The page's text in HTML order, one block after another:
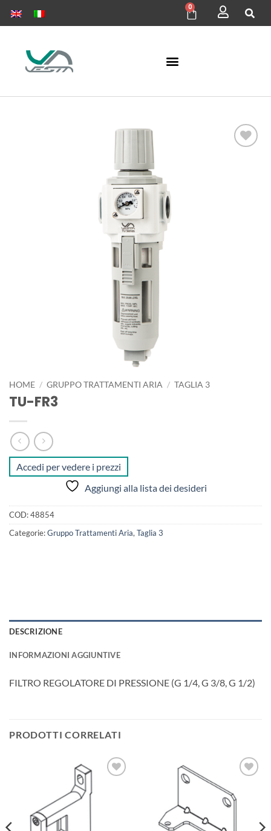
0
HOME / GRUPPO TRATTAMENTI ARIA / TAGLIA 3
TU-FR3
Accedi per vedere i prezzi
Aggiungi alla lista dei desideri
COD:48854
Categorie:Gruppo Trattamenti Aria, Taglia 3
DESCRIZIONE
INFORMAZIONI AGGIUNTIVE
FILTRO REGOLATORE DI PRESSIONE (G 1/4, G 3/8, G 1/2)
PRODOTTI CORRELATI
alla lista
desideri